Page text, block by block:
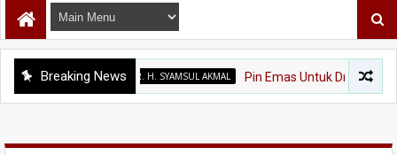
Breaking NewsDR. H. SYAMSUL AKMAL Pin Emas Untuk Dr. Syamsul